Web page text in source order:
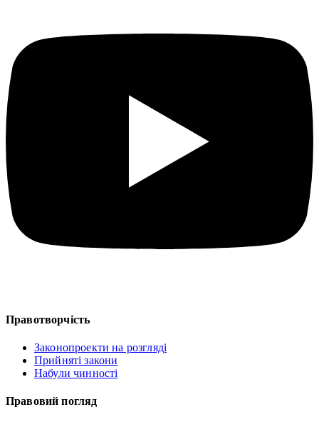
Правотворчість
Законопроекти на розгляді
Прийняті закони
Набули чинності
Правовий погляд